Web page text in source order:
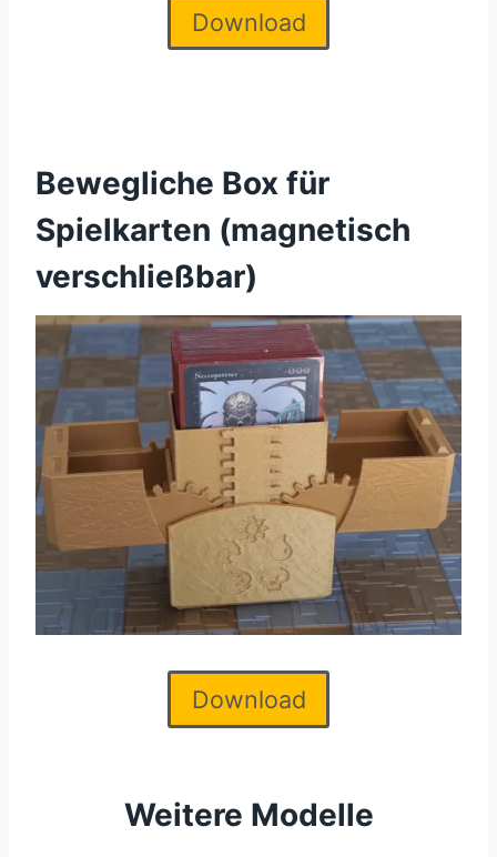
Download
Bewegliche Box für
Spielkarten (magnetisch
verschließbar)
Download
Weitere Modelle